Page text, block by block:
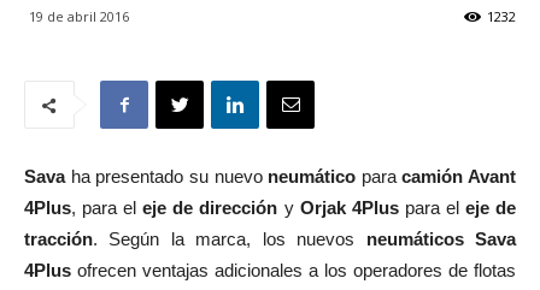
19 de abril 2016 1232
Savaha presentado su nuevo neumático paracamión Avant
4Plus, para eleje de dirección y Orjak 4Pluspara el eje de
tracción. Según la marca, los nuevos neumáticos Sava
4Plus ofrecen ventajas adicionales a los operadores de flotas